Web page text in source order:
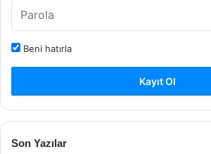
Beni hatırla
Kayıt Ol
Son Yazılar